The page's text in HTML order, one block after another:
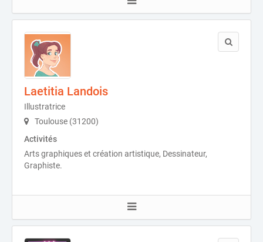
Laetitia Landois
Illustratrice
Toulouse (31200)
Activités
Arts graphiques et création artistique, Dessinateur,
Graphiste.